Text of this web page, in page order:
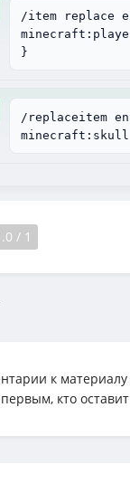
/item replace
}
/replaceitem
minecraft:skull
/ 1
к материалу
кто